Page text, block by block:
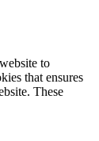
to
that ensures
These